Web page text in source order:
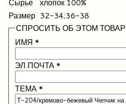
Сырье
хлопок 100%
Размер 32-34;36-38
СПРОСИТЬ ОБ ЭТОМ
ИМЯ *
ЭЛ.ПОЧТА *
ТЕМА *